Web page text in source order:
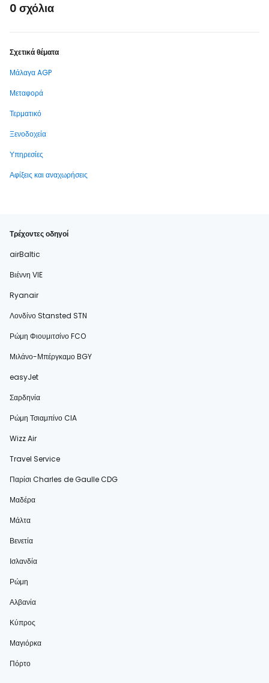
0 σχόλια
Σχετικά θέματα
Μάλαγα AGP
Μεταφορά
Τερματικό
Ξενοδοχεία
Υπηρεσίες
Αφίξεις και αναχωρήσεις
Τρέχοντες οδηγοί
airBaltic
Βιέννη VIE
Ryanair
Λονδίνο Stansted STN
Ρώμη Φιουμιτσίνο FCO
Μιλάνο-Μπέργκαμο BGY
easyJet
Σαρδηνία
Ρώμη Τσιαμπίνο CIA
Wizz Air
Travel Service
Παρίσι Charles de Gaulle CDG
Μαδέρα
Μάλτα
Βενετία
Ισλανδία
Ρώμη
Αλβανία
Κύπρος
Μαγιόρκα
Πόρτο